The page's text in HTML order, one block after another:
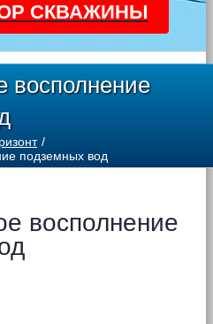
СКВАЖИНЫ
восполнение
подземных вод
восполнение